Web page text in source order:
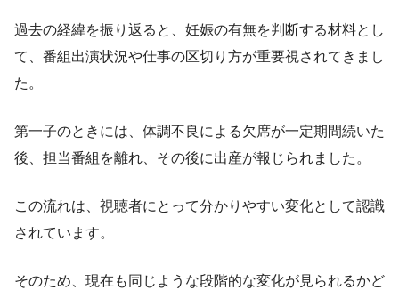
過去の経緯を振り返ると、妊娠の有無を判断する材料とし
て、番組出演状況や仕事の区切り方が重要視されてきまし
た。
第一子のときには、体調不良による欠席が一定期間続いた
後、担当番組を離れ、その後に出産が報じられました。
この流れは、視聴者にとって分かりやすい変化として認識
されています。
そのため、現在も同じような段階的な変化が見られるかど